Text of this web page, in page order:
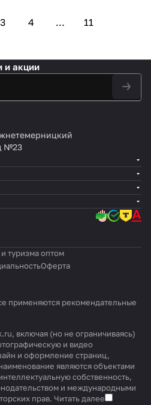
3 4 ... 11
и акции
№23
туризма оптом
Оферта
применяются рекомендательные
включая (но не ограничиваясь)
и видео
и оформление страниц,
являются объектами
собственность,
и международными
прав. Читать далее